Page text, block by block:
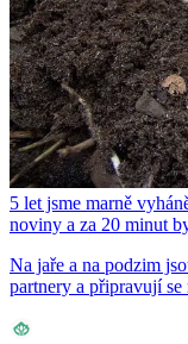
5 let jsme marně
noviny a za 20 minut
Na jaře a na podzim
partnery a připravují